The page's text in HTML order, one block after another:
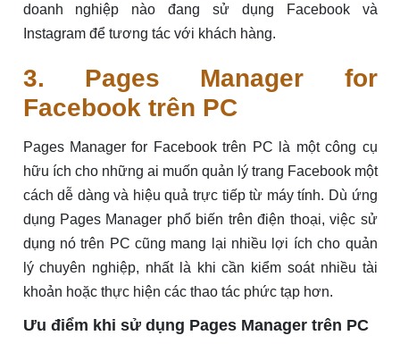
doanh nghiệp nào đang sử dụng Facebook và
Instagram để tương tác với khách hàng.
3. Pages Manager for
Facebook trên PC
Pages Manager for Facebook trên PC là một công cụ
hữu ích cho những ai muốn quản lý trang Facebook một
cách dễ dàng và hiệu quả trực tiếp từ máy tính. Dù ứng
dụng Pages Manager phổ biến trên điện thoại, việc sử
dụng nó trên PC cũng mang lại nhiều lợi ích cho quản
lý chuyên nghiệp, nhất là khi cần kiểm soát nhiều tài
khoản hoặc thực hiện các thao tác phức tạp hơn.
Ưu điểm khi sử dụng Pages Manager trên PC